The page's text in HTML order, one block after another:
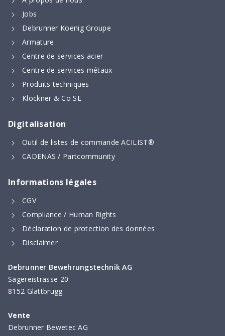
Jobs
Debrunner Koenig Groupe
Armature
Centre de services acier
Centre de services métaux
Produits techniques
Klöckner & Co SE
Digitalisation
Outil de listes de commande ACILIST®
CADENAS / Partcommunity
Informations légales
CGV
Compliance / Human Rights
Déclaration de protection des données
Disclaimer
Debrunner Bewehrungstechnik AG
Sägereistrasse 20
8152 Glattbrugg
Vente
Debrunner Bewetec AG